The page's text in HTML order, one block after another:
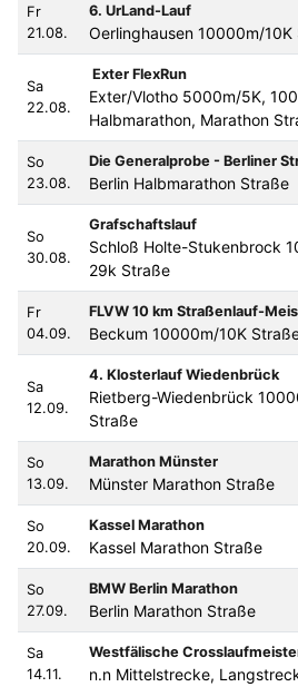
Fr
21.08.
6. UrLand-Lauf
Oerlinghausen 10000m/10K
Sa
22.08.
Exter FlexRun
Exter/Vlotho 5000m/5K,
Halbmarathon, Marathon
So
23.08.
Die Generalprobe - Berliner
Berlin Halbmarathon Straße
So
30.08.
Grafschaftslauf
Schloß Holte-Stukenbrock
29k Straße
Fr
04.09.
FLVW 10 km Straßenlauf-
Beckum 10000m/10K
Sa
12.09.
4. Klosterlauf Wiedenbrück
Rietberg-Wiedenbrück
Straße
So
13.09.
Marathon Münster
Münster Marathon Straße
So
20.09.
Kassel Marathon
Kassel Marathon Straße
So
27.09.
BMW Berlin Marathon
Berlin Marathon Straße
Sa
14.11.
Westfälische
n.n Mittelstrecke,